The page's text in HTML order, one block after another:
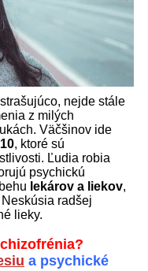
nejde stále
z milých
Väčšinov ide
, ktoré sú
Ľudia robia
psychickú
lekárov a liekov,
radšej
lieky.
a psychické